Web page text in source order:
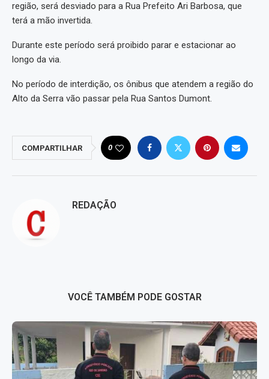
região, será desviado para a Rua Prefeito Ari Barbosa, que
terá a mão invertida.
Durante este período será proibido parar e estacionar ao
longo da via.
No período de interdição, os ônibus que atendem a região do
Alto da Serra vão passar pela Rua Santos Dumont.
COMPARTILHAR 0
REDAÇÃO
VOCÊ TAMBÉM PODE GOSTAR